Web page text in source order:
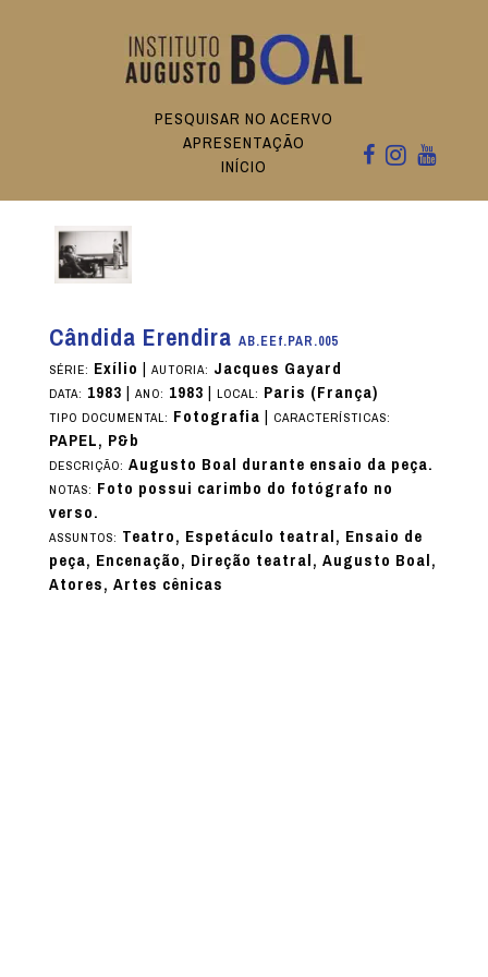
PESQUISAR NO ACERVO
APRESENTAÇÃO
INÍCIO
Cândida Erendira AB.EEf.PAR.005
SÉRIE: Exílio | AUTORIA: Jacques Gayard
DATA: 1983| ANO: 1983| LOCAL: Paris (França)
TIPO DOCUMENTAL: Fotografia| CARACTERÍSTICAS:
PAPEL, P&b
DESCRIÇÃO: Augusto Boal durante ensaio da peça.
NOTAS: Foto possui carimbo do fotógrafo no
verso.
ASSUNTOS: Teatro, Espetáculo teatral, Ensaio de
peça, Encenação, Direção teatral, Augusto Boal,
Atores, Artes cênicas